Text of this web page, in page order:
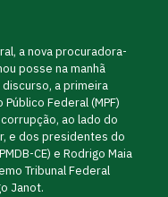
a nova procuradora-
posse na manhã
a primeira
Federal (MPF)
ao lado do
e dos presidentes do
CE) e Rodrigo Maia
Tribunal Federal
Janot.